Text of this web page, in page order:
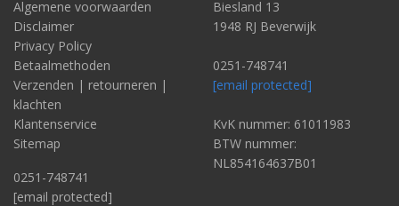
Algemene voorwaarden
Disclaimer
Privacy Policy
Betaalmethoden
Verzenden | retourneren |
klachten
Klantenservice
Sitemap
0251-748741
[email protected]
Biesland 13
1948 RJ Beverwijk
0251-748741
[email protected]
KvK nummer: 61011983
BTW nummer:
NL854164637B01